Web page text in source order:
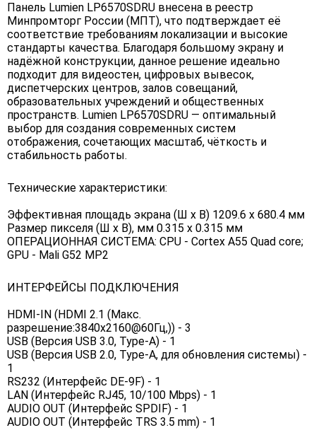
Панель Lumien LP6570SDRU внесена в реестр
Минпромторг России (МПТ), что подтверждает её
соответствие требованиям локализации и высокие
стандарты качества. Благодаря большому экрану и
надёжной конструкции, данное решение идеально
подходит для видеостен, цифровых вывесок,
диспетчерских центров, залов совещаний,
образовательных учреждений и общественных
пространств. Lumien LP6570SDRU — оптимальный
выбор для создания современных систем
отображения, сочетающих масштаб, чёткость и
стабильность работы.
Технические характеристики:
Эффективная площадь экрана (Ш x В) 1209.6 х 680.4 мм
Размер пикселя (Ш х В), мм 0.315 х 0.315 мм
ОПЕРАЦИОННАЯ СИСТЕМА: CPU - Cortex A55 Quad core;
GPU - Mali G52 MP2
ИНТЕРФЕЙСЫ ПОДКЛЮЧЕНИЯ
HDMI-IN (HDMI 2.1 (Макс.
разрешение:3840x2160@60Гц,)) - 3
USB (Версия USB 3.0, Type-A) - 1
USB (Версия USB 2.0, Type-A, для обновления системы) -
1
RS232 (Интерфейс DE-9F) - 1
LAN (Интерфейс RJ45, 10/100 Mbps) - 1
AUDIO OUT (Интерфейс SPDIF) - 1
AUDIO OUT (Интерфейс TRS 3.5 mm) - 1